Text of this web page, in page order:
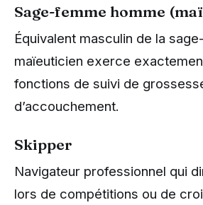
Sage-femme homme
Équivalent masculin de la
maïeuticien exerce
fonctions de suivi de
d’accouchement.
Skipper
Navigateur professionnel qui
lors de compétitions ou de